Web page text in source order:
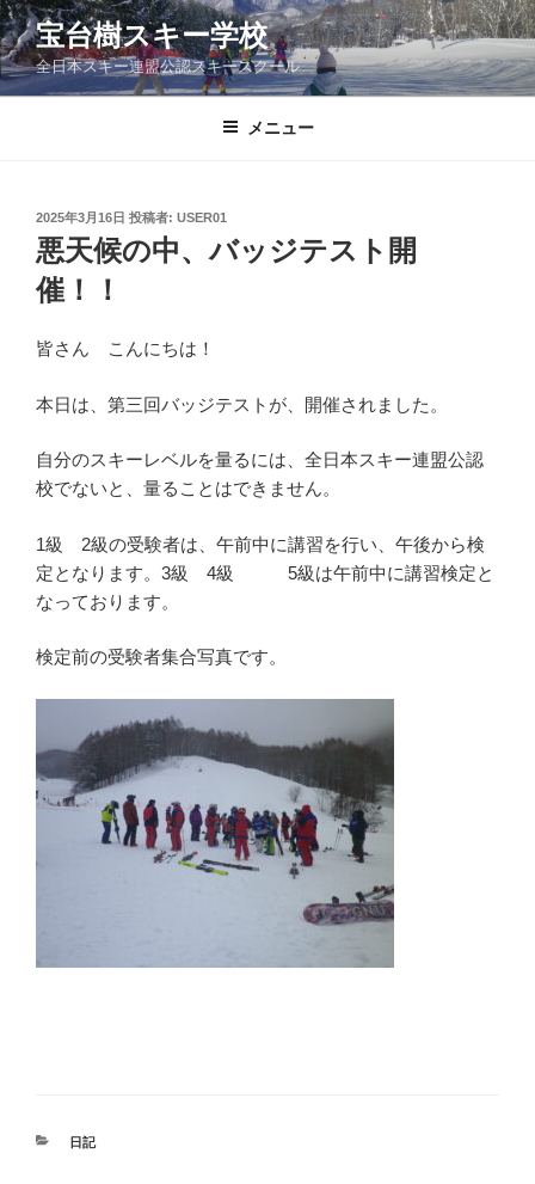
コ
ン
テ
ン
宝台樹スキー学校
全日本スキー連盟公認スキースクール
メニュー
投
稿
日:
2025年3月16日 投稿者: USER01
悪天候の中、バッジテスト開
催！！
皆さん こんにちは！
本日は、第三回バッジテストが、開催されました。
自分のスキーレベルを量るには、全日本スキー連盟公認
校でないと、量ることはできません。
1級 2級の受験者は、午前中に講習を行い、午後から検
定となります。3級 4級 5級は午前中に講習検定と
なっております。
検定前の受験者集合写真です。
カ
日記